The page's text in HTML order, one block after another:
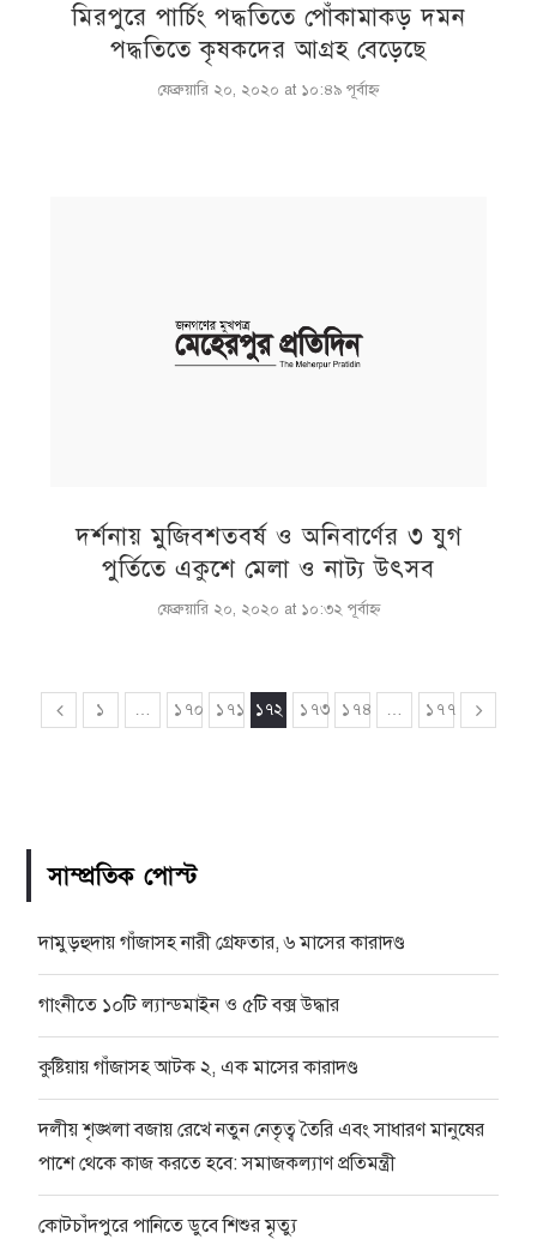
মিরপুরে পার্চিং পদ্ধতিতে পোঁকামাকড় দমন
পদ্ধতিতে কৃষকদের আগ্রহ বেড়েছে
ফেব্রুয়ারি ২০, ২০২০ at ১০:৪৯ পূর্বাহ্ণ
দর্শনায় মুজিবশতবর্ষ ও অনিবার্ণের ৩ যুগ
পুর্তিতে একুশে মেলা ও নাট্য উৎসব
ফেব্রুয়ারি ২০, ২০২০ at ১০:৩২ পূর্বাহ্ণ
১ … ১৭০ ১৭১ ১৭২ ১৭৩ ১৭৪ … ১৭৭
সাম্প্রতিক পোস্ট
দামুড়হুদায় গাঁজাসহ নারী গ্রেফতার, ৬ মাসের কারাদণ্ড
গাংনীতে ১০টি ল্যান্ডমাইন ও ৫টি বক্স উদ্ধার
কুষ্টিয়ায় গাঁজাসহ আটক ২, এক মাসের কারাদণ্ড
দলীয় শৃঙ্খলা বজায় রেখে নতুন নেতৃত্ব তৈরি এবং সাধারণ মানুষের
পাশে থেকে কাজ করতে হবে: সমাজকল্যাণ প্রতিমন্ত্রী
কোটচাঁদপুরে পানিতে ডুবে শিশুর মৃত্যু